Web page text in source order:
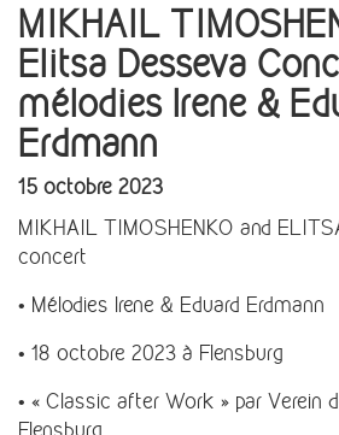
MIKHAIL
Elitsa Desseva
mélodies Irene &
Erdmann
15 octobre 2023
MIKHAIL TIMOSHENKO and
concert
• Mélodies Irene & Eduard Erdmann
• 18 octobre 2023 à Flensburg
• « Classic after Work » par Verein
Flensburg